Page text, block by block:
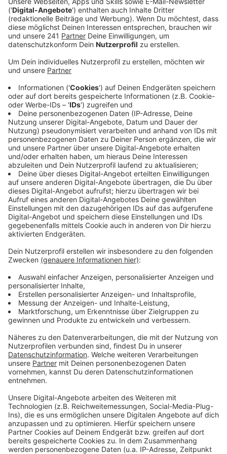
zum Handeln auf.
Veröffentlicht:Dienstag, 29.08.2023 15:43
Anzeige
Um den Wohnungsmarkt für die kommende
Rentnergeneration vorzubereiten, fordert die IG Bau
die Schaffung von preiswertem, vor allem aber auch
altersgerechtem Wohnungsbau. Dazu sei vor allem
deutlich mehr Geld für Neubauten nötig. Das
Bundesbauministerium stelle in diesem Jahr einen
Fördertopf von 75 Millionen zur Verfügung. Das Geld
werde dringend gebraucht, sei aber deutlich zu wenig.
Im vergangenen Jahr habe es die exakt gleiche
Summe gegeben, nach sechs Wochen sei der Topf
„leergefördert“ gewesen, heißt es von der
Gewerkschaft. Zusätzlich schlägt sie eine
Selbstverpflichtung für große Wohnungskonzerne vor.
Anzeige
Weitere Meldungen aus Leverkusen
Anzeige
Mutmaßliches Sexualdelikt bei Leverkusener Festival
Leverkusener Jugendstadtrat geht in zweite Runde
Leverkusen: Polizei hebt mutmaßliches Drogenlager
Anzeige